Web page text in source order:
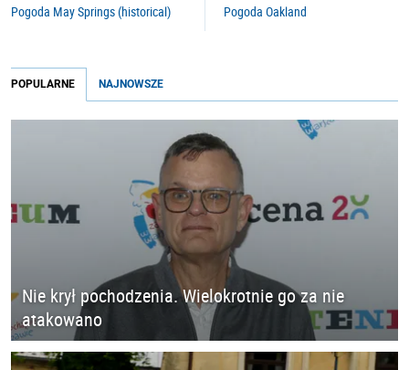
Pogoda May Springs (historical) Pogoda Oakland
POPULARNE NAJNOWSZE
Nie krył pochodzenia. Wielokrotnie go za nie
atakowano